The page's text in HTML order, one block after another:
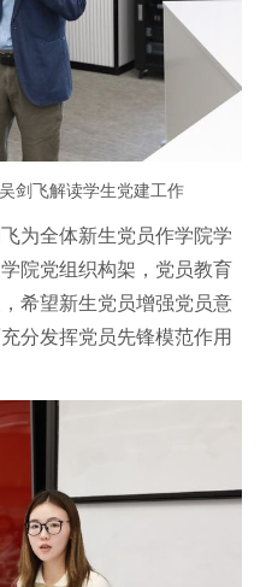
剑飞解读学生党建工作
为全体新生党员作学院学
院党组织构架，党员教育
希望新生党员增强党员意
分发挥党员先锋模范作用